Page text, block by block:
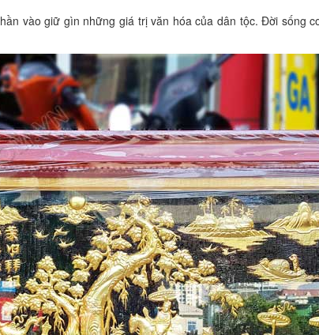
vào giữ gìn những giá trị văn hóa của dân tộc. Đời sống